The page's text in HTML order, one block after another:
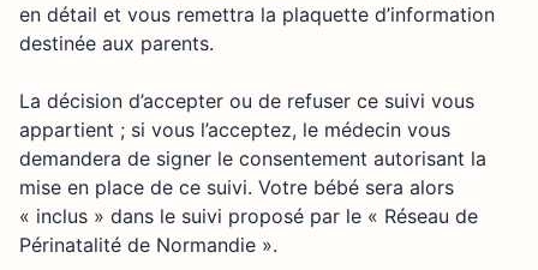
en détail et vous remettra la plaquette d’information
destinée aux parents.
La décision d’accepter ou de refuser ce suivi vous
appartient ; si vous l’acceptez, le médecin vous
demandera de signer le consentement autorisant la
mise en place de ce suivi. Votre bébé sera alors
« inclus » dans le suivi proposé par le « Réseau de
Périnatalité de Normandie ».